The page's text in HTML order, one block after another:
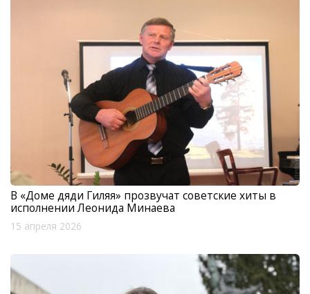
В «Доме дяди Гиляя» прозвучат советские хиты в
исполнении Леонида Минаева
15 апреля 2026